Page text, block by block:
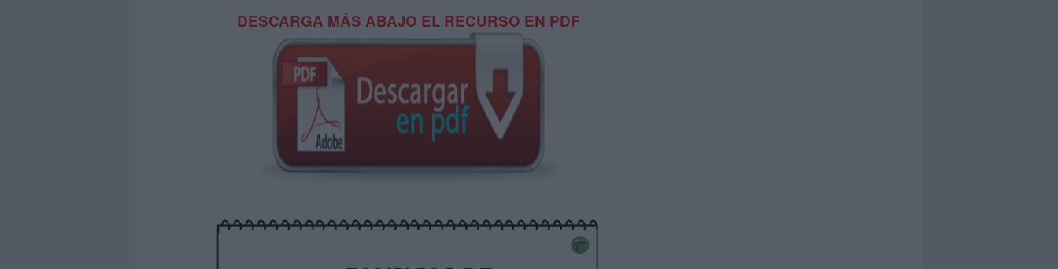
DESCARGA MÁS ABAJO EL RECURSO EN PDF